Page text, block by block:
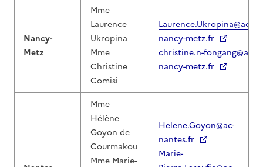
Nancy-
Metz
Mme
Laurence
Ukropina
Mme
Christine
Comisi
Laurence.Ukropina@ac-
nancy-metz.fr
christine.n-fongang@ac-
nancy-metz.fr
Mme
Hélène
Goyon de
Courmakou
Mme Marie-
Helene.Goyon@ac-
nantes.fr
Marie-